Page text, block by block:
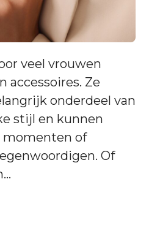
veel vrouwen
accessoires. Ze
onderdeel van
stijl en kunnen
momenten of
Of